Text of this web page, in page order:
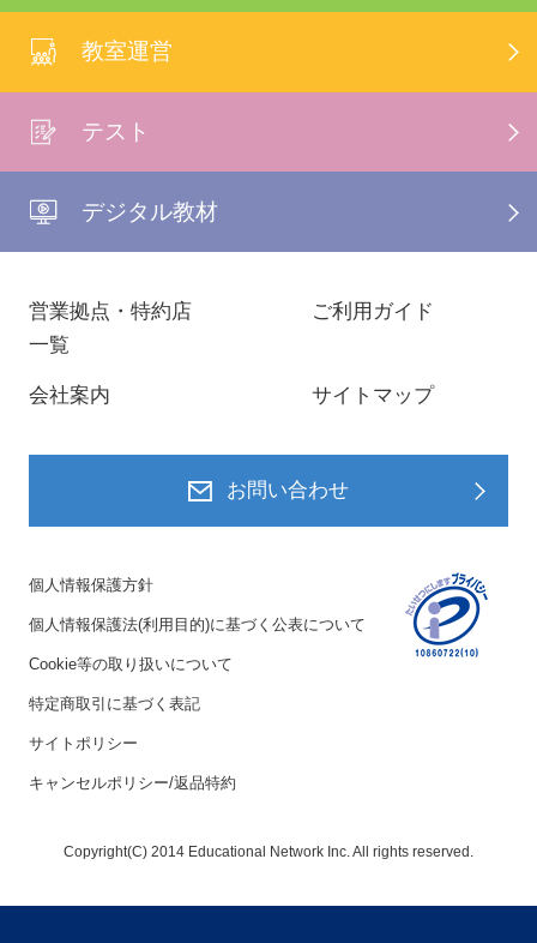
教室運営
テスト
デジタル教材
営業拠点・特約店
一覧
ご利用ガイド
会社案内 サイトマップ
お問い合わせ
個人情報保護方針
個人情報保護法(利用目的)に基づく公表について
Cookie等の取り扱いについて
特定商取引に基づく表記
サイトポリシー
キャンセルポリシー/返品特約
Copyright(C) 2014 Educational Network Inc. All rights reserved.